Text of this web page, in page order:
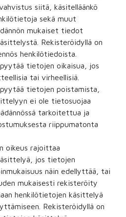
siitä, käsitelläänkö
sekä muut
mukaiset tiedot
Rekisteröidyllä on
henkilötiedoista.
tietojen oikaisua, jos
tai virheellisiä.
tietojen poistamista,
ei ole tietosuojaa
tarkoitettua ja
riippumatonta
oikeus rajoittaa
jos tietojen
näin edellyttää, tai
mukaisesti rekisteröity
henkilötietojen käsittelyä
Rekisteröidyllä on